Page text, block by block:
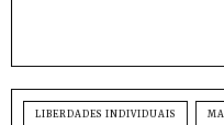
LIBERDADES INDIVIDUAIS